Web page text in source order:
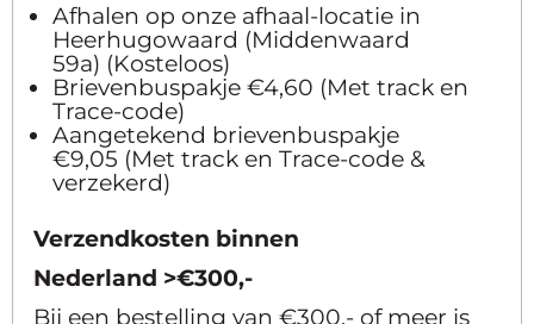
Afhalen op onze afhaal-locatie in
Heerhugowaard (Middenwaard
59a) (Kosteloos)
Brievenbuspakje €4,60 (Met track en
Trace-code)
Aangetekend brievenbuspakje
€9,05 (Met track en Trace-code &
verzekerd)
Verzendkosten binnen
Nederland >€300,-
Bij een bestelling van €300,- of meer is